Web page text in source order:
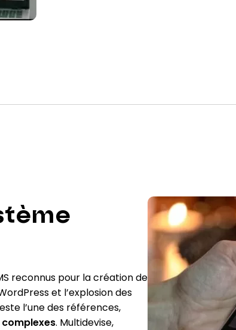
reconnus pour la création de
et l’explosion des
l’une des références,
. Multidevise,